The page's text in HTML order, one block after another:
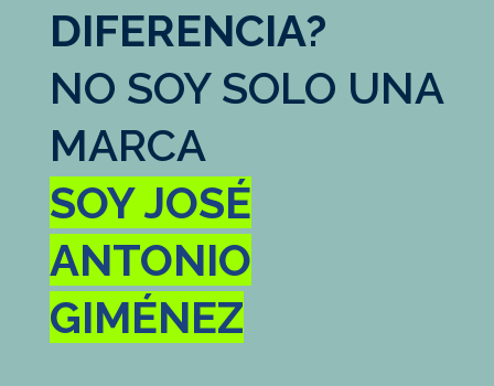
DIFERENCIA?
NO SOY SOLO UNA
MARCA
SOY JOSÉ
ANTONIO
GIMÉNEZ